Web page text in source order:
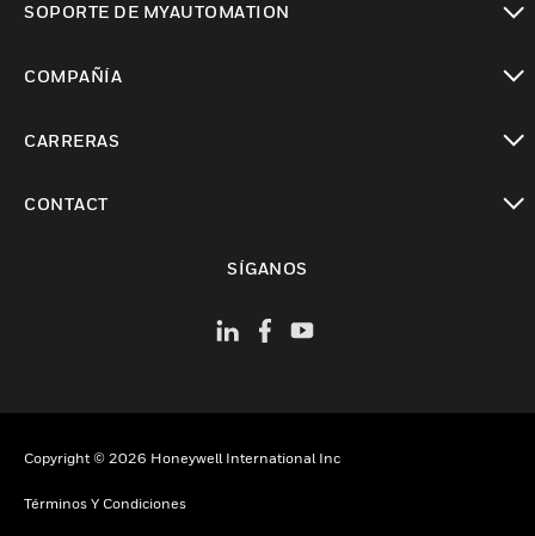
SOPORTE DE MYAUTOMATION
COMPAÑÍA
CARRERAS
CONTACT
SÍGANOS
Copyright © 2026 Honeywell International Inc
Términos Y Condiciones